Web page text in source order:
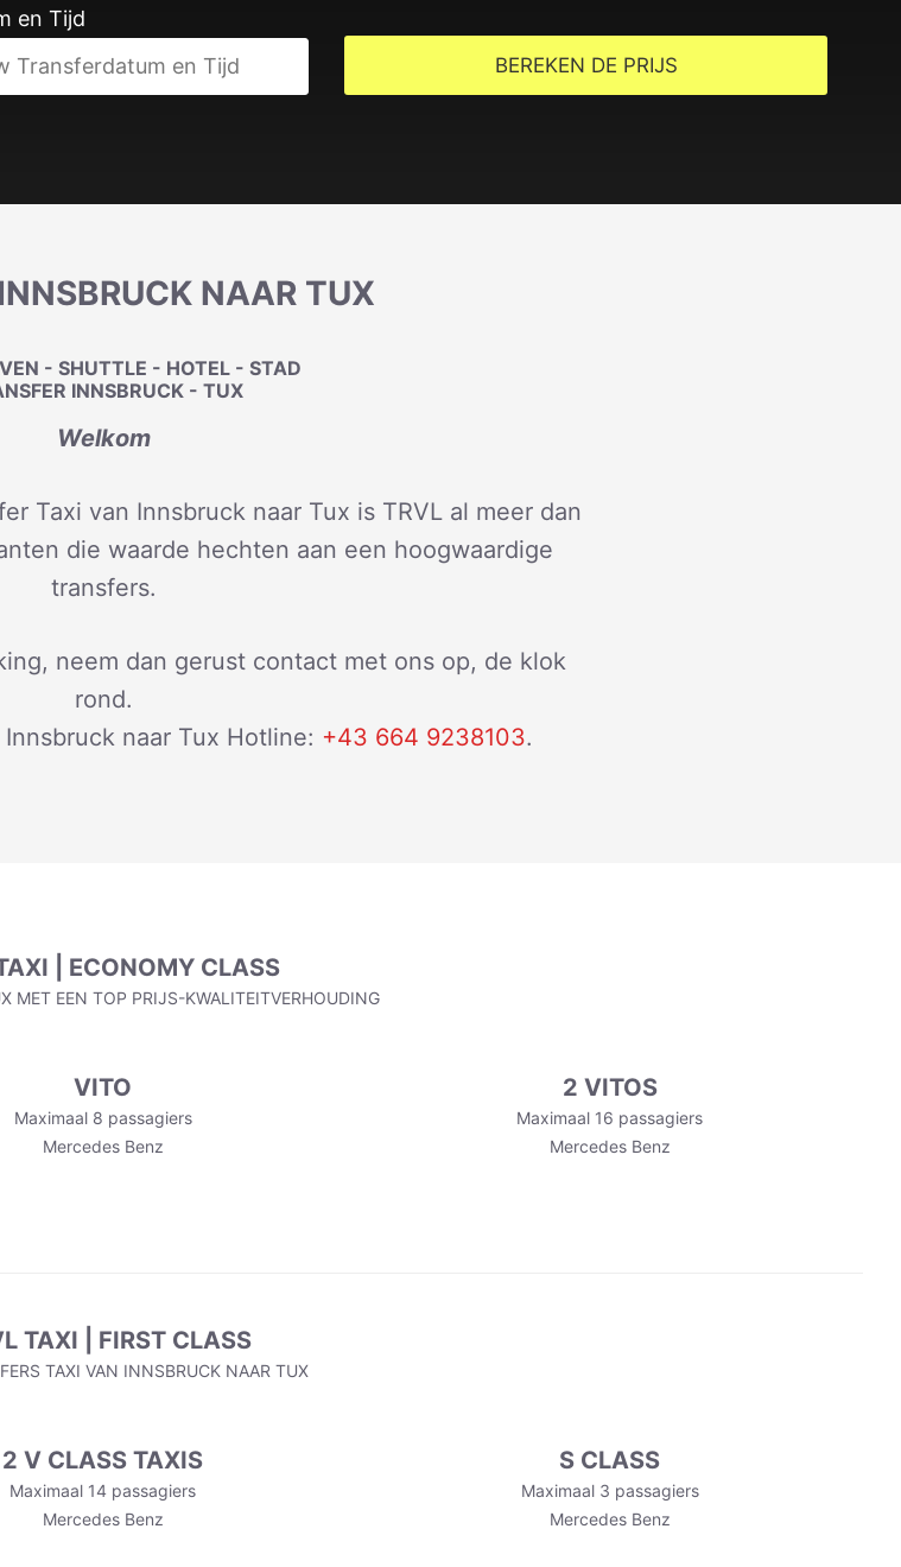
en Tijd
BEREKEN DE PRIJS
NAAR TUX
- SHUTTLE - HOTEL - STAD
INNSBRUCK - TUX
Welkom
Taxi van Innsbruck naar Tux is TRVL al meer dan
die waarde hechten aan een hoogwaardige
transfers.
neem dan gerust contact met ons op, de klok
rond.
naar Tux Hotline: +43 664 9238103.
| ECONOMY CLASS
MET EEN TOP PRIJS-KWALITEITVERHOUDING
VITO
Maximaal 8 passagiers
Mercedes Benz
2 VITOS
Maximaal 16 passagiers
Mercedes Benz
TAXI | FIRST CLASS
TAXI VAN INNSBRUCK NAAR TUX
2 V CLASS TAXIS
Maximaal 14 passagiers
Mercedes Benz
S CLASS
Maximaal 3 passagiers
Mercedes Benz